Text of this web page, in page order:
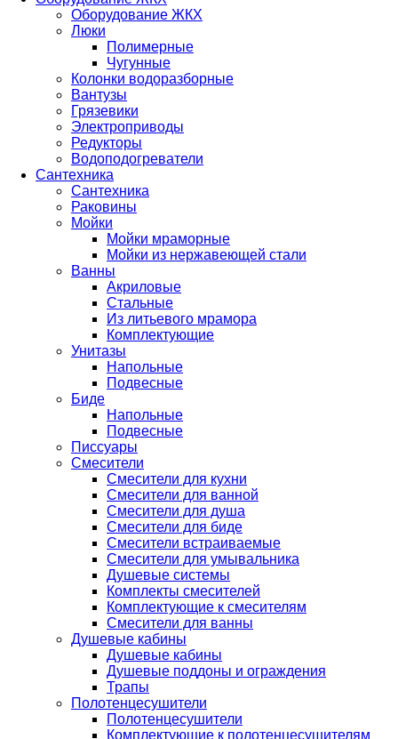
Оборудование ЖКХ
Люки
Полимерные
Чугунные
Колонки водоразборные
Вантузы
Грязевики
Электроприводы
Редукторы
Водоподогреватели
Сантехника
Сантехника
Раковины
Мойки
Мойки мраморные
Мойки из нержавеющей стали
Ванны
Акриловые
Стальные
Из литьевого мрамора
Комплектующие
Унитазы
Напольные
Подвесные
Биде
Напольные
Подвесные
Писсуары
Смесители
Смесители для кухни
Смесители для ванной
Смесители для душа
Смесители для биде
Смесители встраиваемые
Смесители для умывальника
Душевые системы
Комплекты смесителей
Комплектующие к смесителям
Смесители для ванны
Душевые кабины
Душевые кабины
Душевые поддоны и ограждения
Трапы
Полотенцесушители
Полотенцесушители
Комплектующие к полотенцесушителям